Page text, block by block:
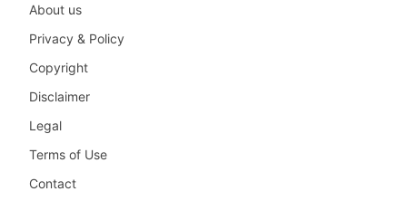
About us
Privacy & Policy
Copyright
Disclaimer
Legal
Terms of Use
Contact